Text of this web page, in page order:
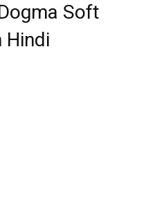
Soft
Hindi